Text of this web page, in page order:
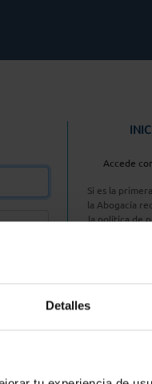
Detalles
Accede
Si es la
la Abogacía
la política de